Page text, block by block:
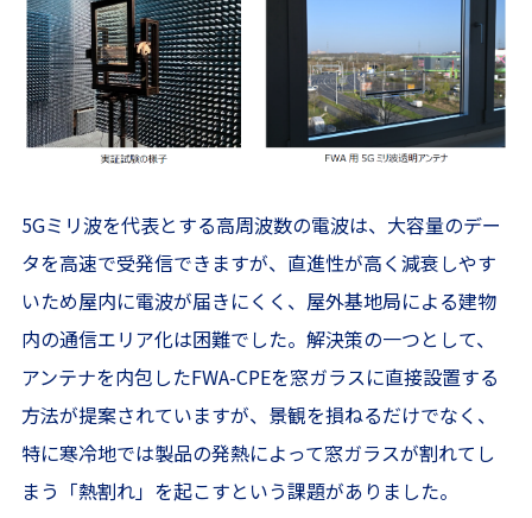
5Gミリ波を代表とする高周波数の電波は、大容量のデー
タを高速で受発信できますが、直進性が高く減衰しやす
いため屋内に電波が届きにくく、屋外基地局による建物
内の通信エリア化は困難でした。解決策の一つとして、
アンテナを内包したFWA-CPEを窓ガラスに直接設置する
方法が提案されていますが、景観を損ねるだけでなく、
特に寒冷地では製品の発熱によって窓ガラスが割れてし
まう「熱割れ」を起こすという課題がありました。